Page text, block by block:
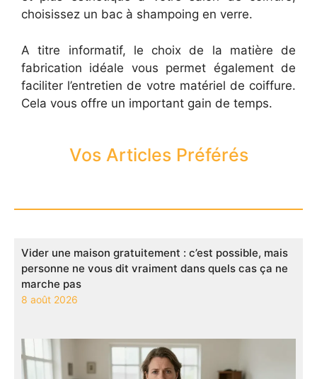
choisissez un bac à shampoing en verre.
A titre informatif, le choix de la matière de
fabrication idéale vous permet également de
faciliter l’entretien de votre matériel de coiffure.
Cela vous offre un important gain de temps.
Vos Articles Préférés
Vider une maison gratuitement : c’est possible, mais
personne ne vous dit vraiment dans quels cas ça ne
marche pas
8 août 2026